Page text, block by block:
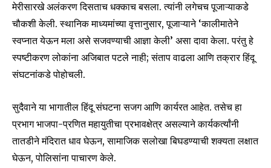
मेरीसारखे अलंकरण दिसताच धक्काच बसला. त्यांनी लगेचच पूजाऱ्याकडे
चौकशी केली. स्थानिक माध्यमांच्या वृत्तानुसार, पूजाऱ्याने ‘कालीमातेने
स्वप्नात येऊन मला असे सजवण्याची आज्ञा केली’ असा दावा केला. परंतु हे
स्पष्टीकरण लोकांना अजिबात पटले नाही; संताप वाढला आणि तक्रार हिंदू
संघटनांकडे पोहोचली.
सुदैवाने या भागातील हिंदू संघटना सजग आणि कार्यरत आहेत. तसेच हा
प्रभाग भाजपा-प्रणित महायुतीचा प्रभावक्षेत्र असल्याने कार्यकर्त्यांनी
तातडीने मंदिरात धाव घेऊन, सामाजिक सलोखा बिघडण्याची शक्यता लक्षात
घेऊन, पोलिसांना पाचारण केले.